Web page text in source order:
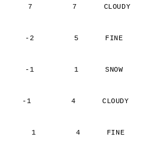
7         7      CLOUDY
-2         5      FINE
-1         1      SNOW
-1         4      CLOUDY
1         4      FINE